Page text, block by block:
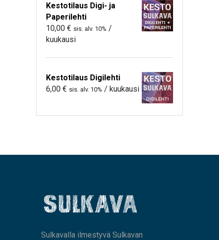
Kestotilaus Digi- ja
Paperilehti
10,00 € sis. alv. 10% /
kuukausi
Kestotilaus Digilehti
6,00 € sis. alv. 10% / kuukausi
Sulkavalla ilmestyvä Sulkavan